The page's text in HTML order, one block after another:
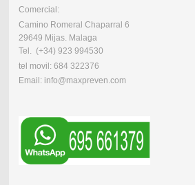
Comercial:
Camino Romeral Chaparral 6
29649 Mijas. Malaga
Tel. (+34) 923 994530
tel movil: 684 322376
Email: info@maxpreven.com